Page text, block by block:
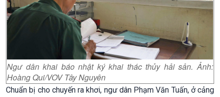
Ngư dân khai báo nhật ký khai thác thủy hải sản. Ảnh:
Hoàng Qui/VOV Tây Nguyên
Chuẩn bị cho chuyến ra khơi, ngư dân Phạm Văn Tuấn, ở cảng